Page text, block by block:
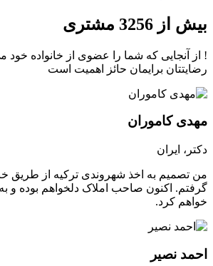
بیش از 3256 مشتری
! از آنجایی که شما را عضوی از خانواده خود
رضایتتان برایمان حائز اهمیت است
مهدی کاموران
دکتر، ایران
من تصمیم به اخذ شهروندی ترکیه از طریق
گرفتم. اکنون صاحب املاک دلخواهم بوده و
خواهم کرد.
احمد نصیر